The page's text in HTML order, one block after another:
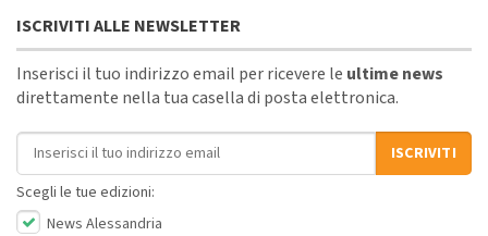
ISCRIVITI ALLE NEWSLETTER
Inserisci il tuo indirizzo email per ricevere le ultime news
direttamente nella tua casella di posta elettronica.
Indirizzo email
ISCRIVITI
Scegli le tue edizioni:
News Alessandria